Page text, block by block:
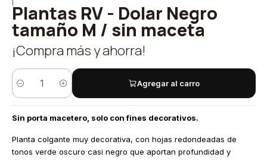
Plantas RV - Dolar Negro
tamaño M / sin maceta
¡Compra más y ahorra!
Cantidad
Agregar al carro
Sin porta macetero, solo con fines decorativos.
Planta colgante muy decorativa, con hojas redondeadas de
tonos verde oscuro casi negro que aportan profundidad y